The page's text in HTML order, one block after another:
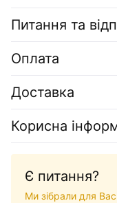
Питання та
Оплата
Доставка
Корисна
Є питання?
Ми зібрали для Вас